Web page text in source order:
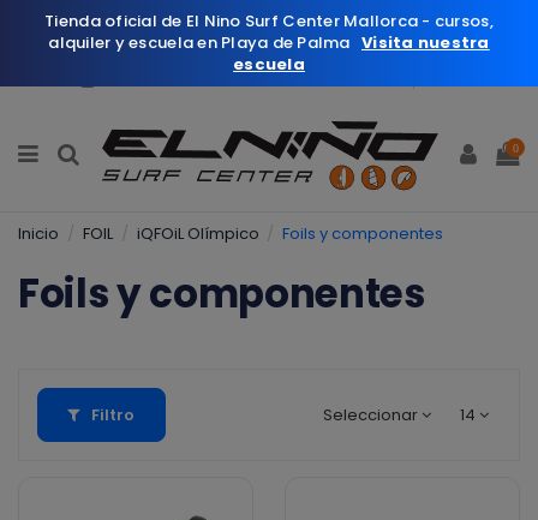
0
Inicio FOIL iQFOiL Olímpico Foils y componentes
Foils y componentes
Filtro Seleccionar 14
Tienda oficial de El Nino Surf Center Mallorca - cursos,
alquiler y escuela en Playa de Palma Visita nuestra
escuela